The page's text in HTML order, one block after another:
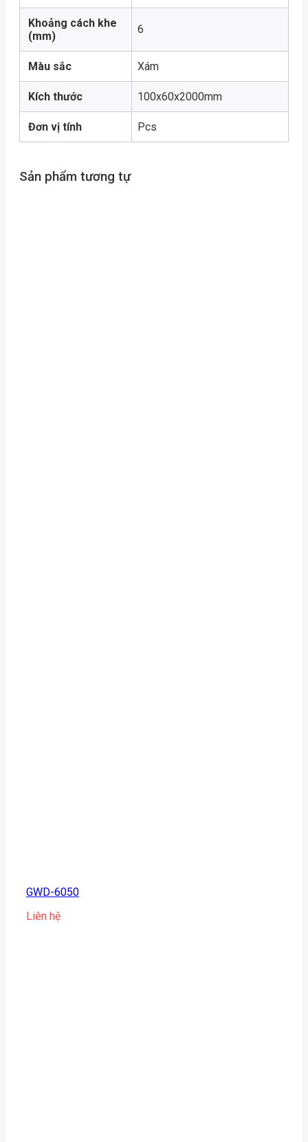
Khoảng cách khe
(mm)
6
Màu sắc Xám
Kích thước 100x60x2000mm
Đơn vị tính Pcs
Sản phẩm tương tự
GWD-6050
Liên hệ